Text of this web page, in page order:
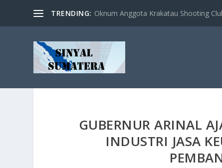
TRENDING: Oknum Anggota Krakatau Shooting
GUBERNUR ARINAL
INDUSTRI JASA